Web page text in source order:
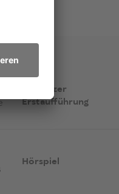
Schweizer
Erstaufführung
Hörspiel